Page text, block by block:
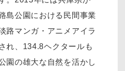
島公園における民間事業
路マンガ・アニメアイラ
れ、134.8ヘクタールも
園の雄大な自然を活かし